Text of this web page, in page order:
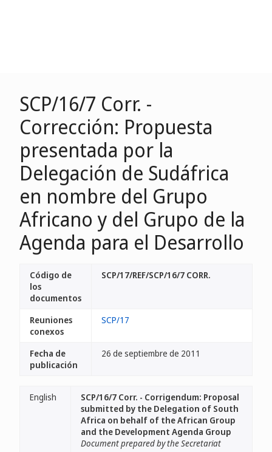
SCP/16/7 Corr. -
Corrección: Propuesta
presentada por la
Delegación de Sudáfrica
en nombre del Grupo
Africano y del Grupo de la
Agenda para el Desarrollo
Código de
los
documentos
SCP/17/REF/SCP/16/7 CORR.
Reuniones
conexos
SCP/17
Fecha de
publicación
26 de septiembre de 2011
English
SCP/16/7 Corr. - Corrigendum: Proposal
submitted by the Delegation of South
Africa on behalf of the African Group
and the Development Agenda Group
Document prepared by the Secretariat